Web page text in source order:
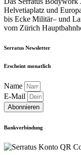
Helvetiaplatz und
bis Ecke Militär– und
vom Zürich
Serratus Newsletter
Erscheint monatlich
Name
E-Mail
Abonnieren
Bankverbindung